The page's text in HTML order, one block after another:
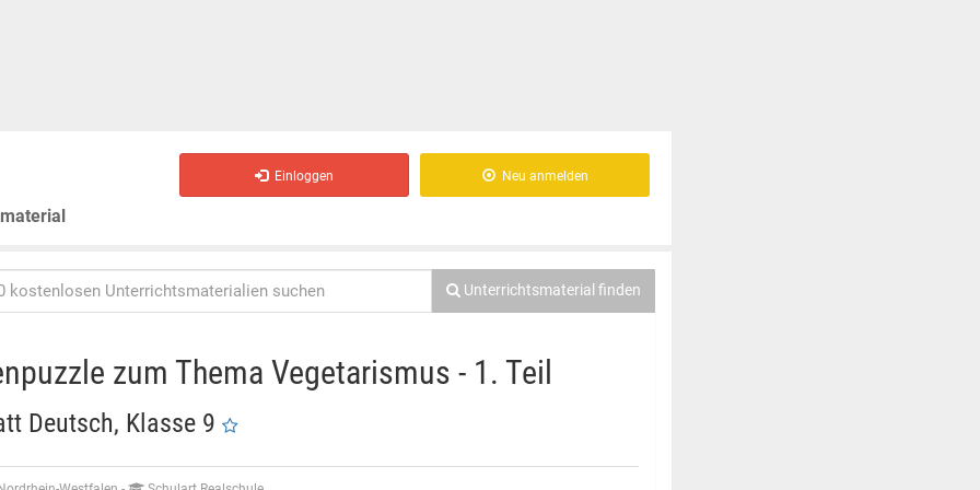
Einloggen Neu anmelden
Unterrichtsmaterial finden
zum Thema Vegetarismus - 1. Teil
Deutsch, Klasse 9